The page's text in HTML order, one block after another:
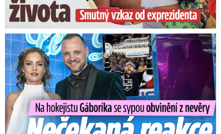
Na Gáboríka se sypou obvinění z nevěry: Reakce manželky!